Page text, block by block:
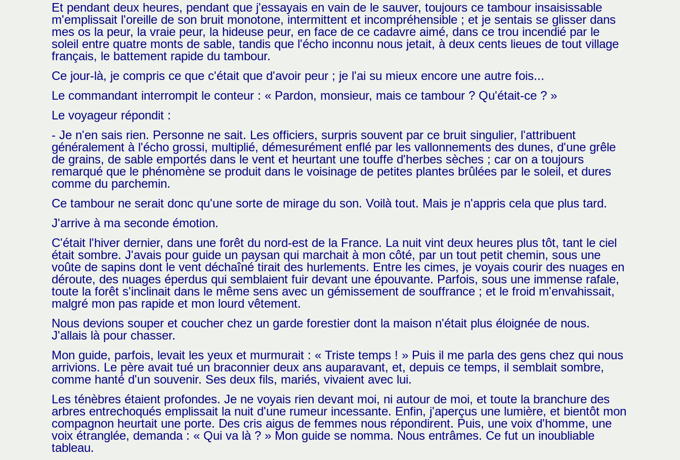
Et pendant deux heures, pendant que j'essayais en vain de le sauver, toujours ce tambour insaisissable
m'emplissait l'oreille de son bruit monotone, intermittent et incompréhensible ; et je sentais se glisser dans
mes os la peur, la vraie peur, la hideuse peur, en face de ce cadavre aimé, dans ce trou incendié par le
soleil entre quatre monts de sable, tandis que l'écho inconnu nous jetait, à deux cents lieues de tout village
français, le battement rapide du tambour.
Ce jour-là, je compris ce que c'était que d'avoir peur ; je l'ai su mieux encore une autre fois...
Le commandant interrompit le conteur : « Pardon, monsieur, mais ce tambour ? Qu'était-ce ? »
Le voyageur répondit :
- Je n'en sais rien. Personne ne sait. Les officiers, surpris souvent par ce bruit singulier, l'attribuent
généralement à l'écho grossi, multiplié, démesurément enflé par les vallonnements des dunes, d'une grêle
de grains, de sable emportés dans le vent et heurtant une touffe d'herbes sèches ; car on a toujours
remarqué que le phénomène se produit dans le voisinage de petites plantes brûlées par le soleil, et dures
comme du parchemin.
Ce tambour ne serait donc qu'une sorte de mirage du son. Voilà tout. Mais je n'appris cela que plus tard.
J'arrive à ma seconde émotion.
C'était l'hiver dernier, dans une forêt du nord-est de la France. La nuit vint deux heures plus tôt, tant le ciel
était sombre. J'avais pour guide un paysan qui marchait à mon côté, par un tout petit chemin, sous une
voûte de sapins dont le vent déchaîné tirait des hurlements. Entre les cimes, je voyais courir des nuages en
déroute, des nuages éperdus qui semblaient fuir devant une épouvante. Parfois, sous une immense rafale,
toute la forêt s'inclinait dans le même sens avec un gémissement de souffrance ; et le froid m'envahissait,
malgré mon pas rapide et mon lourd vêtement.
Nous devions souper et coucher chez un garde forestier dont la maison n'était plus éloignée de nous.
J'allais là pour chasser.
Mon guide, parfois, levait les yeux et murmurait : « Triste temps ! » Puis il me parla des gens chez qui nous
arrivions. Le père avait tué un braconnier deux ans auparavant, et, depuis ce temps, il semblait sombre,
comme hanté d'un souvenir. Ses deux fils, mariés, vivaient avec lui.
Les ténèbres étaient profondes. Je ne voyais rien devant moi, ni autour de moi, et toute la branchure des
arbres entrechoqués emplissait la nuit d'une rumeur incessante. Enfin, j'aperçus une lumière, et bientôt mon
compagnon heurtait une porte. Des cris aigus de femmes nous répondirent. Puis, une voix d'homme, une
voix étranglée, demanda : « Qui va là ? » Mon guide se nomma. Nous entrâmes. Ce fut un inoubliable
tableau.